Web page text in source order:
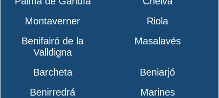
Montaverner
Riola
Benifairó de la
Valldigna
Masalavés
Barcheta
Beniarjó
Benirredrá
Marines